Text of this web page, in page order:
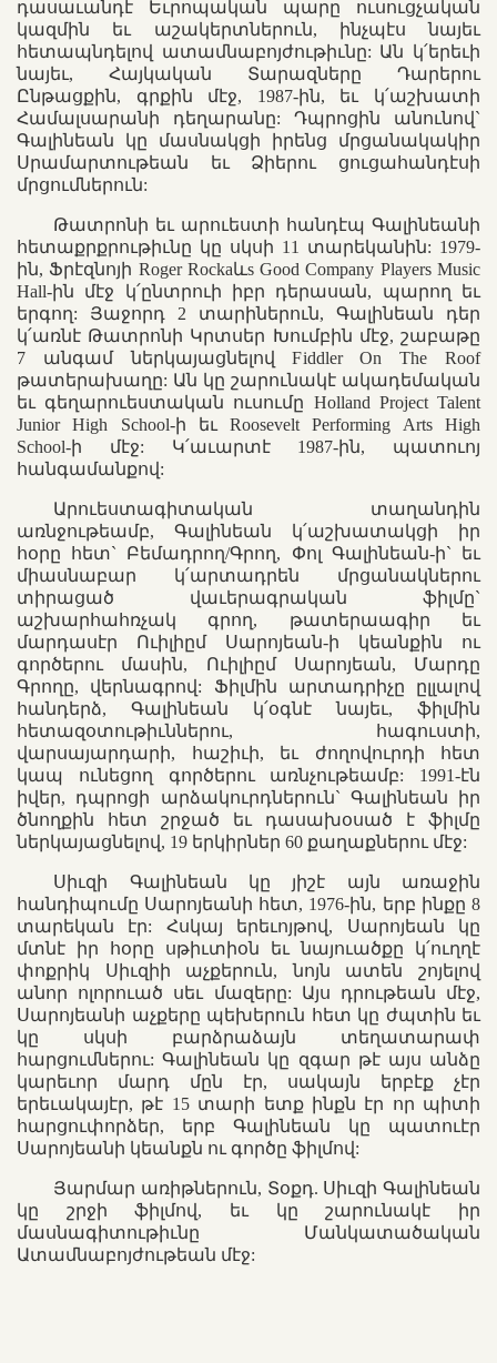
դասաւանդէ Եւրոպական պարը ուսուցչական
կազմին եւ աշակերտներուն, ինչպէս նայեւ
հետապնդելով ատամնաբոյժութիւնը: Ան կ՛երեւի
նայեւ, Հայկական Տարազները Դարերու
Ընթացքին, գրքին մէջ, 1987-ին, եւ կ՛աշխատի
Համալսարանի դեղարանը: Դպրոցին անունով`
Գալինեան կը մասնակցի իրենց մրցանակակիր
Սրամարտութեան եւ Ձիերու ցուցահանդէսի
մրցումներուն:
Թատրոնի եւ արուեստի հանդէպ Գալինեանի
հետաքրքրութիւնը կը սկսի 11 տարեկանին: 1979-
ին, Ֆրէզնոյի Roger Rockaևs Good Company Players Music
Hall-ին մէջ կ՛ընտրուի իբր դերասան, պարող եւ
երգող: Յաջորդ 2 տարիներուն, Գալինեան դեր
կ՛առնէ Թատրոնի Կրտսեր Խումբին մէջ, շաբաթը
7 անգամ ներկայացնելով Fiddler On The Roof
թատերախաղը: Ան կը շարունակէ ակադեմական
եւ գեղարուեստական ուսումը Holland Project Talent
Junior High School-ի եւ Roosevelt Performing Arts High
School-ի մէջ: Կ՛աւարտէ 1987-ին, պատուոյ
հանգամանքով:
Արուեստագիտական տաղանդին
առնջութեամբ, Գալինեան կ՛աշխատակցի իր
հօրը հետ` Բեմադրող/Գրող, Փոլ Գալինեան-ի` եւ
միասնաբար կ՛արտադրեն մրցանակներու
տիրացած վաւերագրական ֆիլմը`
աշխարհահռչակ գրող, թատերաագիր եւ
մարդասէր Ուիլիըմ Սարոյեան-ի կեանքին ու
գործերու մասին, Ուիլիըմ Սարոյեան, Մարդը
Գրողը, վերնագրով: Ֆիլմին արտադրիչը ըլլալով
հանդերձ, Գալինեան կ՛օգնէ նայեւ, ֆիլմին
հետազօտութիւններու, հագուստի,
վարսայարդարի, հաշիւի, եւ ժողովուրդի հետ
կապ ունեցող գործերու առնչութեամբ: 1991-էն
իվեր, դպրոցի արձակուրդներուն` Գալինեան իր
ծնողքին հետ շրջած եւ դասախօսած է ֆիլմը
ներկայացնելով, 19 երկիրներ 60 քաղաքներու մէջ:
Սիւզի Գալինեան կը յիշէ այն առաջին
հանդիպումը Սարոյեանի հետ, 1976-ին, երբ ինքը 8
տարեկան էր: Հսկայ երեւոյթով, Սարոյեան կը
մտնէ իր հօրը սթիւտիօն եւ նայուածքը կ՛ուղղէ
փոքրիկ Սիւզիի աչքերուն, նոյն ատեն շոյելով
անոր ոլորուած սեւ մազերը: Այս դրութեան մէջ,
Սարոյեանի աչքերը պեխերուն հետ կը ժպտին եւ
կը սկսի բարձրաձայն տեղատարափ
հարցումներու: Գալինեան կը զգար թէ այս անձը
կարեւոր մարդ մըն էր, սակայն երբէք չէր
երեւակայէր, թէ 15 տարի ետք ինքն էր որ պիտի
հարցուփորձեր, երբ Գալինեան կը պատուէր
Սարոյեանի կեանքն ու գործը ֆիլմով:
Յարմար առիթներուն, Տօքդ. Սիւզի Գալինեան
կը շրջի ֆիլմով, եւ կը շարունակէ իր
մասնագիտութիւնը Մանկատածական
Ատամնաբոյժութեան մէջ: